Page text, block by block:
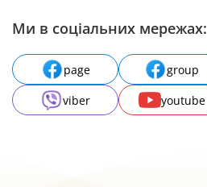
Ми в соціальних мережах:
page group
viber
youtube